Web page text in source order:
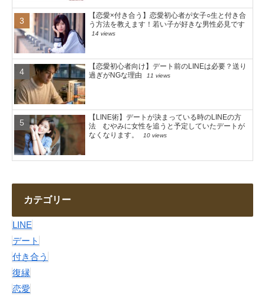
【恋愛×付き合う】恋愛初心者が女子○生と付き合
う方法を教えます！若い子が好きな男性必見です
14 views
【恋愛初心者向け】デート前のLINEは必要？送り
過ぎがNGな理由
11 views
【LINE術】デートが決まっている時のLINEの方
法 むやみに女性を追うと予定していたデートが
なくなります。
10 views
カテゴリー
LINE
デート
付き合う
復縁
恋愛